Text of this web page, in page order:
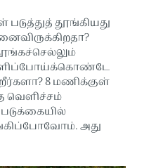
தூங்கியது
8 மணிக்குள்
வெளிச்சம்
அது